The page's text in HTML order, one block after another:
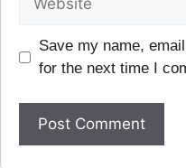
Save my name,
for the next time I